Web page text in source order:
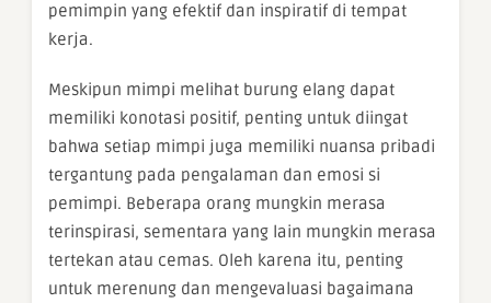
pemimpin yang efektif dan inspiratif di tempat
kerja.
Meskipun mimpi melihat burung elang dapat
memiliki konotasi positif, penting untuk diingat
bahwa setiap mimpi juga memiliki nuansa pribadi
tergantung pada pengalaman dan emosi si
pemimpi. Beberapa orang mungkin merasa
terinspirasi, sementara yang lain mungkin merasa
tertekan atau cemas. Oleh karena itu, penting
untuk merenung dan mengevaluasi bagaimana